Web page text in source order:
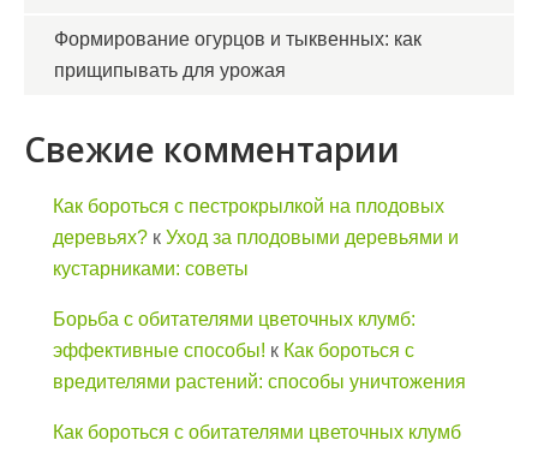
Формирование огурцов и тыквенных: как
прищипывать для урожая
Свежие комментарии
Как бороться с пестрокрылкой на плодовых
деревьях? к Уход за плодовыми деревьями и
кустарниками: советы
Борьба с обитателями цветочных клумб:
эффективные способы! к Как бороться с
вредителями растений: способы уничтожения
Как бороться с обитателями цветочных клумб